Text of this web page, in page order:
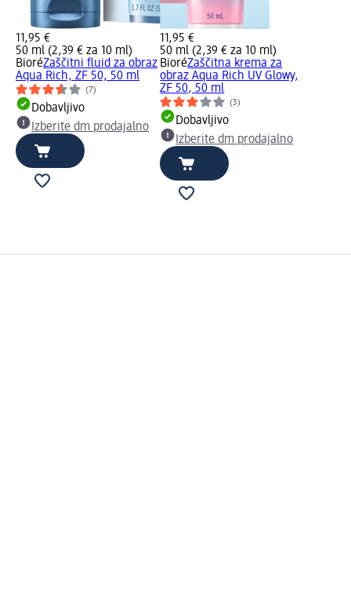
11,95 €
50 ml (2,39 € za 10 ml)
BioréZaščitni fluid za obraz
Aqua Rich, ZF 50, 50 ml
(7)
Dobavljivo
Izberite dm prodajalno
11,95 €
50 ml (2,39 € za 10 ml)
BioréZaščitna krema za
obraz Aqua Rich UV Glowy,
ZF 50, 50 ml
(3)
Dobavljivo
Izberite dm prodajalno